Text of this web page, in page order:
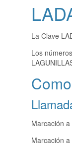
La Clave
Los
Marcación
Marcación